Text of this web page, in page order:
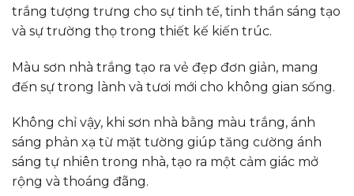
trắng tượng trưng cho sự tinh tế, tinh thần sáng tạo
và sự trường thọ trong thiết kế kiến ​​trúc.
Màu sơn nhà trắng tạo ra vẻ đẹp đơn giản, mang
đến sự trong lành và tươi mới cho không gian sống.
Không chỉ vậy, khi sơn nhà bằng màu trắng, ánh
sáng phản xạ từ mặt tường giúp tăng cường ánh
sáng tự nhiên trong nhà, tạo ra một cảm giác mở
rộng và thoáng đãng.